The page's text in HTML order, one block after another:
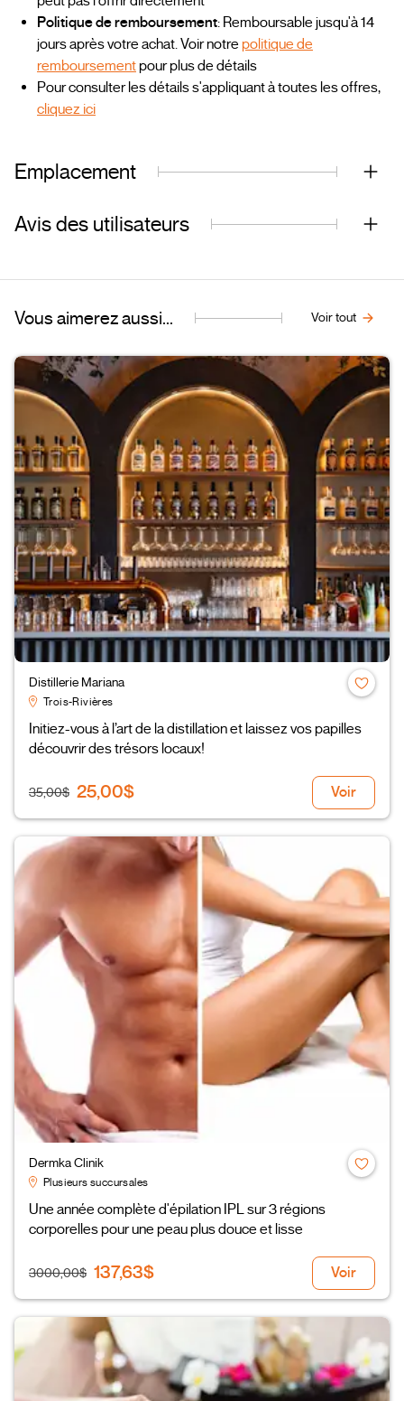
Politique de remboursement: Remboursable jusqu'à 14
jours après votre achat. Voir notre politique de
remboursementpour plus de détails
Pour consulter les détails s'appliquant à toutes les offres,
cliquez ici
Emplacement
Avis des utilisateurs
Vous aimerez aussi... Voir tout
Distillerie Mariana
Trois-Rivières
Initiez-vous à l’art de la distillation et laissez vos papilles
découvrir des trésors locaux!
35,00$ 25,00$ Voir
Dermka Clinik
Plusieurs succursales
Une année complète d'épilation IPL sur 3 régions
corporelles pour une peau plus douce et lisse
3000,00$ 137,63$ Voir